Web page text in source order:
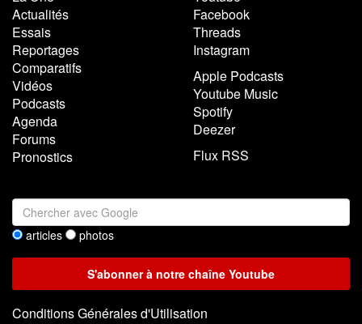
Actualités
Essais
Reportages
Comparatifs
Vidéos
Podcasts
Agenda
Forums
Pronostics
Facebook
Threads
Instagram
Apple Podcasts
Youtube Music
Spotify
Deezer
Flux RSS
articles photos
Conditions Générales d'Utilisation